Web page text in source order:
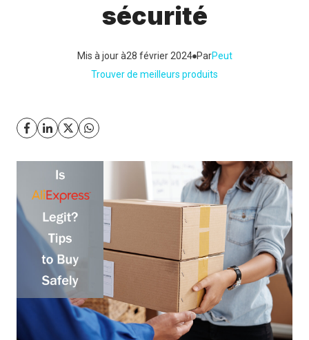
sécurité
Mis à jour à28 février 2024 ParPeut
Trouver de meilleurs produits